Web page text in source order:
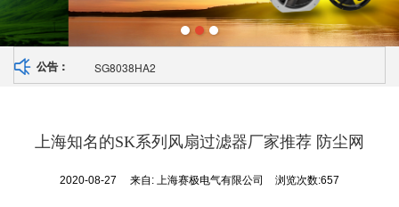
公告： SG8038HA2
上海知名的SK系列风扇过滤器厂家推荐 防尘网
2020-08-27 来自: 上海赛极电气有限公司 浏览次数:657